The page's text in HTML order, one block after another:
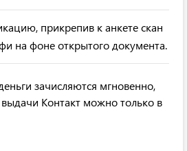
прикрепив к анкете скан
на фоне открытого документа.
зачисляются мгновенно,
выдачи Контакт можно только в